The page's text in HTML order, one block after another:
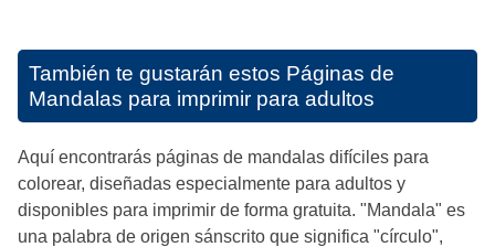
También te gustarán estos Páginas de
Mandalas para imprimir para adultos
Aquí encontrarás páginas de mandalas difíciles para
colorear, diseñadas especialmente para adultos y
disponibles para imprimir de forma gratuita. "Mandala" es
una palabra de origen sánscrito que significa "círculo",